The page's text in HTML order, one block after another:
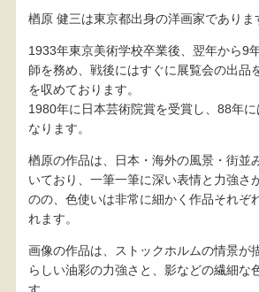
楢原 健三は東京都出身の洋画家でありま
1933年東京美術学校卒業後、翌年から9
師を務め、戦後にはすぐに展覧会の出品
を収めております。
1980年に日本芸術院賞を受賞し、88年
なります。
楢原の作品は、日本・海外の風景・街並
いており、一筆一筆に深い表情と力強さ
のの、色使いは非常に細かく作品それぞ
れます。
画像の作品は、ストックホルムの情景が
らしい油彩の力強さと、影などの繊細な